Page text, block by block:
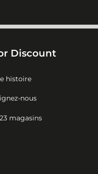
Discount
histoire
nous
magasins